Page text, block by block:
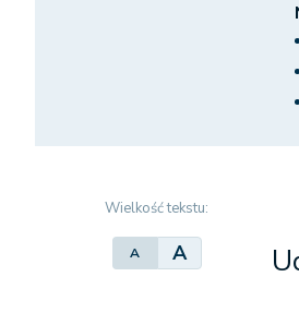
Wielkość tekstu:
A A